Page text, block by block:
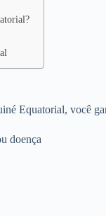
Equatorial, você
doença